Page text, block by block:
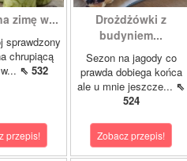
zimę w...
sprawdzony
chrupiącą
⇖ 532
przepis!
Drożdżówki z
budyniem...
Sezon na jagody co
prawda dobiega końca
ale u mnie jeszcze... ⇖
524
Zobacz przepis!